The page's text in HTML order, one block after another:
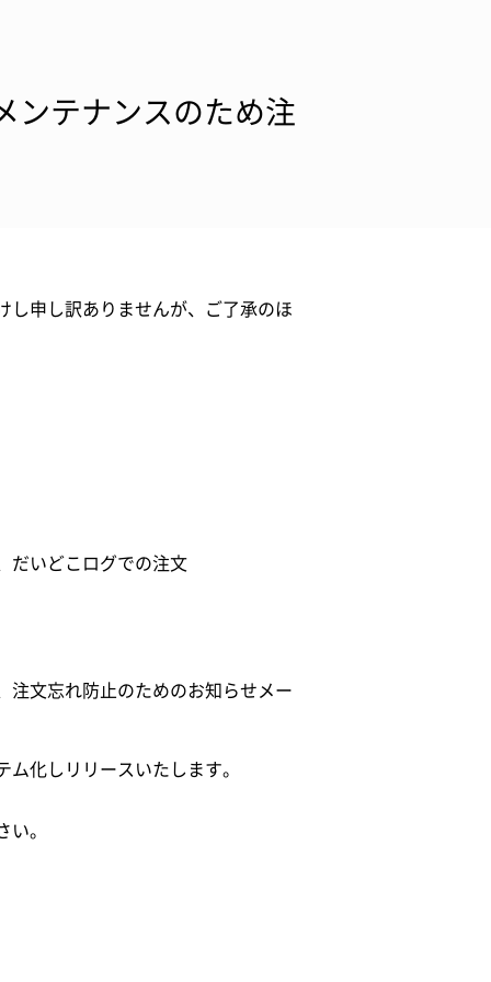
ンテナンスのため注
し申し訳ありませんが、ご了承のほ
だいどこログでの注文
注文忘れ防止のためのお知らせメー
化しリリースいたします。
い。